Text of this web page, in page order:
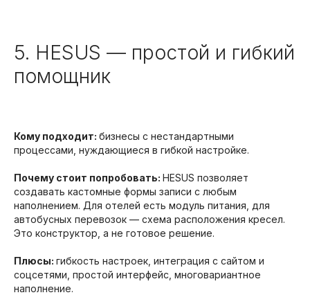
5. HESUS — простой и гибкий
помощник
Кому подходит: бизнесы с нестандартными
процессами, нуждающиеся в гибкой настройке.
Почему стоит попробовать: HESUS позволяет
создавать кастомные формы записи с любым
наполнением. Для отелей есть модуль питания, для
автобусных перевозок — схема расположения кресел.
Это конструктор, а не готовое решение.
Плюсы: гибкость настроек, интеграция с сайтом и
соцсетями, простой интерфейс, многовариантное
наполнение.